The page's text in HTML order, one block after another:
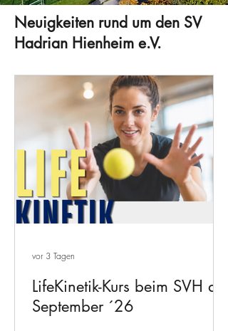
Neuigkeiten rund um den SV
Hadrian Hienheim e.V.
LifeKinetik-Kurs beim SVH ab
September ´26
vor 3 Tagen